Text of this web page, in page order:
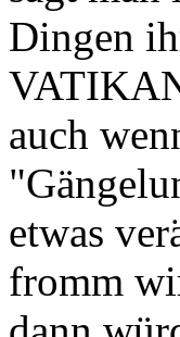
Dingen
auch
etwas
fromm